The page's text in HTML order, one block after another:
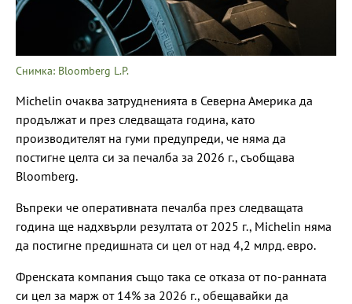
Снимка: Bloomberg L.P.
Michelin очаква затрудненията в Северна Америка да
продължат и през следващата година, като
производителят на гуми предупреди, че няма да
постигне целта си за печалба за 2026 г., съобщава
Bloomberg.
Въпреки че оперативната печалба през следващата
година ще надхвърли резултата от 2025 г., Michelin няма
да постигне предишната си цел от над 4,2 млрд. евро.
Френската компания също така се отказа от по-ранната
си цел за марж от 14% за 2026 г., обещавайки да